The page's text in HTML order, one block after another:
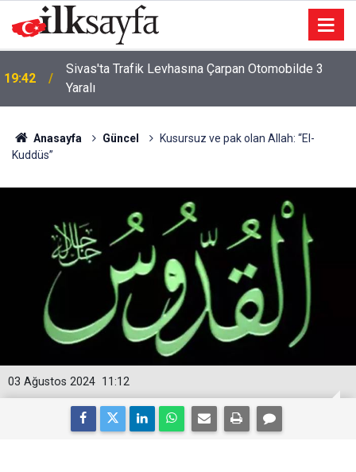
19:37
On Numara çekiliş sonuçları açıklandı mı? 7
Ağustos Cuma On Numara çekiliş sonuçları
açıklandı mı?
Anasayfa Güncel
Kusursuz ve pak olan Allah: “El-
Kuddüs”
11:12
03 Ağustos 2024